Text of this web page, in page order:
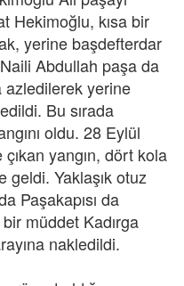
Hekimoğlu, kısa bir
yerine başdefterdar
Abdullah paşa da
azledilerek yerine
Bu sırada
oldu. 28 Eylül
yangın, dört kola
geldi. Yaklaşık otuz
Paşakapısı da
müddet Kadırga
nakledildi.